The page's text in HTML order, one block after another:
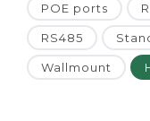
POE ports
RS485
Wallmount